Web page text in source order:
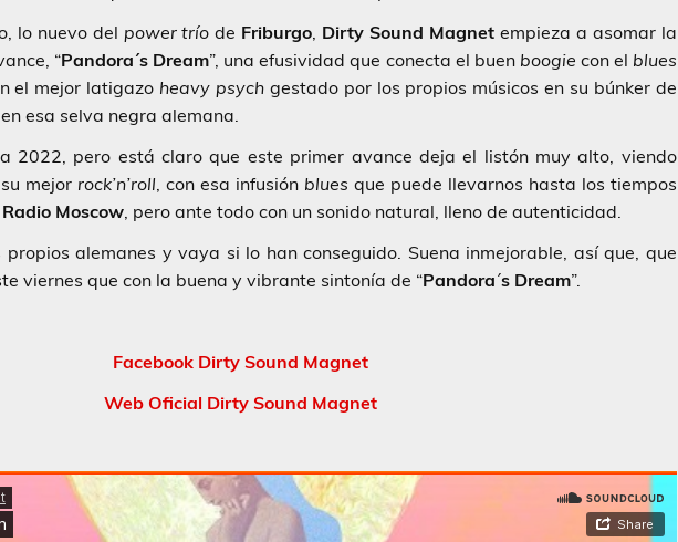
lo nuevo del power trío de Friburgo Dirty Sound Magnet empieza a asomar la
“Pandora´s Dream”, una efusividad que conecta el buen boogie con el blues
el mejor latigazo heavy psychgestado por los propios músicos en su búnker de
esa selva negra alemana.
2022, pero está claro que este primer avance deja el listón muy alto, viendo
mejor rock’n’roll, con esa infusión blues que puede llevarnos hasta los tiempos
Radio Moscow , pero ante todo con un sonido natural, lleno de autenticidad.
alemanes y vaya si lo han conseguido. Suena inmejorable, así que, que
viernes que con la buena y vibrante sintonía de “Pandora´s Dream”.
Facebook Dirty Sound Magnet
Web Oficial Dirty Sound Magnet